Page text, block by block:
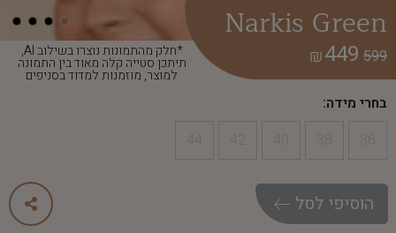
*חלק מהתמונות נוצרו בשילוב AI,
תיתכן סטייה קלה מאוד בין התמונה
למוצר, מוזמנות למדוד בסניפים
Narkis Green
599
449
₪
בחרי מידה:
הוסיפי לסל